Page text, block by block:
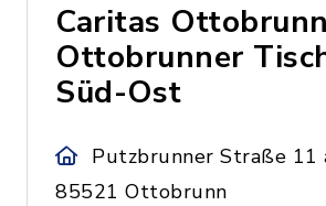
Caritas
Ottobrunner
Süd-Ost
Putzbrunner Straße 11
85521 Ottobrunn